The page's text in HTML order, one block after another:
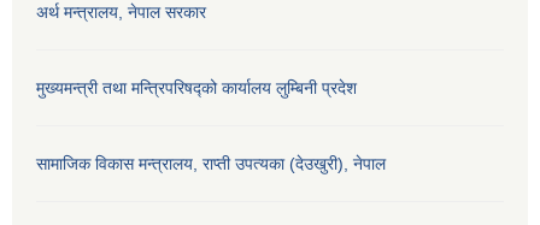
अर्थ मन्त्रालय, नेपाल सरकार
मुख्यमन्त्री तथा मन्त्रिपरिषद्को कार्यालय लुम्बिनी प्रदेश
सामाजिक विकास मन्‍‍त्रालय, राप्ती उपत्यका (देउखुरी), नेपाल